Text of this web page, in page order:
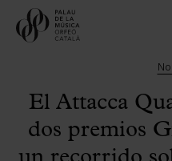
El Attacca
dos premios